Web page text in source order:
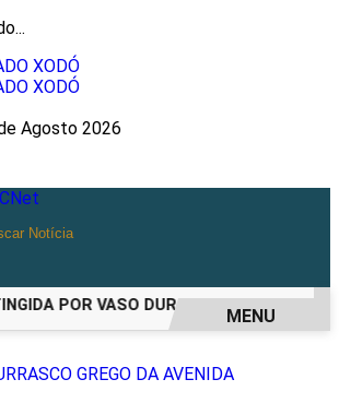
Agosto 2026
POR VASO DURANTE BRIGA FAMILIAR
MENU